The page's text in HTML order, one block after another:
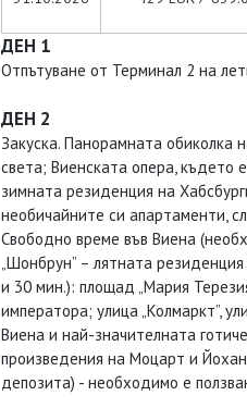
ДЕН 1
Отпътуване от Терминал 2 на
ДЕН 2
Закуска. Панорамната обиколка
света; Виенската опера, където
зимната резиденция на
необичайните си апартаменти,
Свободно време във Виена
„Шонбрун” – лятната
и 30 мин.): площад „Мария
императора; улица „Колмаркт”,
Виена и най-значителната
произведения на Моцарт и
депозита) - необходимо е